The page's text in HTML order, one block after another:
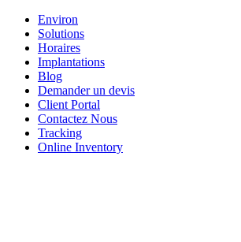
Environ
Solutions
Horaires
Implantations
Blog
Demander un devis
Client Portal
Contactez Nous
Tracking
Online Inventory